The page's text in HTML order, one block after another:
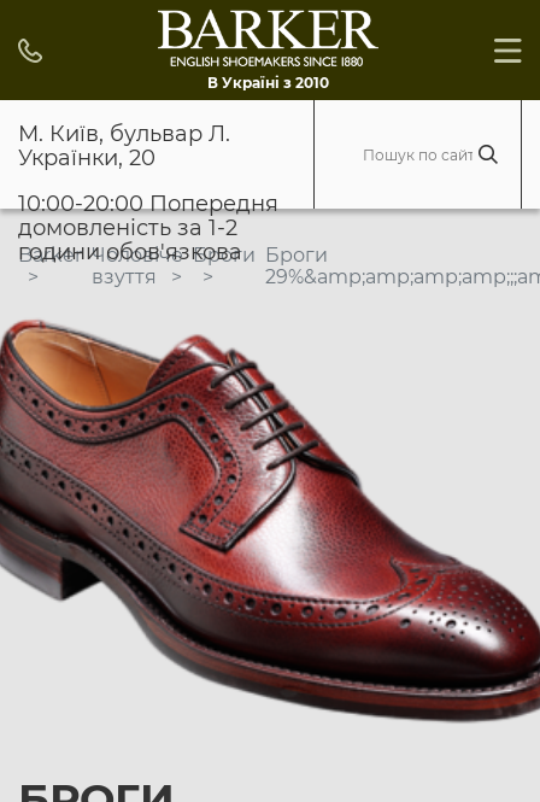
В Україні з 2010
М. Київ, бульвар Л.
Українки, 20
10:00-20:00 Попередня
домовленість за 1-2
години обов'язкова
Barker Чоловіче
взуття
Броги Броги